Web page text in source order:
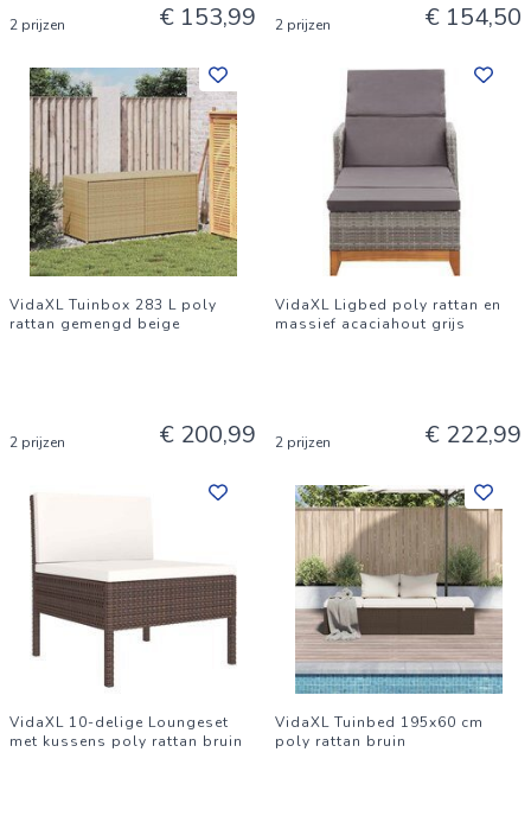
2 prijzen € 153,99 2 prijzen € 154,50
VidaXL Tuinbox 283 L poly
rattan gemengd beige
2 prijzen € 200,99
VidaXL Ligbed poly rattan en
massief acaciahout grijs
2 prijzen € 222,99
VidaXL 10-delige Loungeset
met kussens poly rattan bruin
VidaXL Tuinbed 195x60 cm
poly rattan bruin